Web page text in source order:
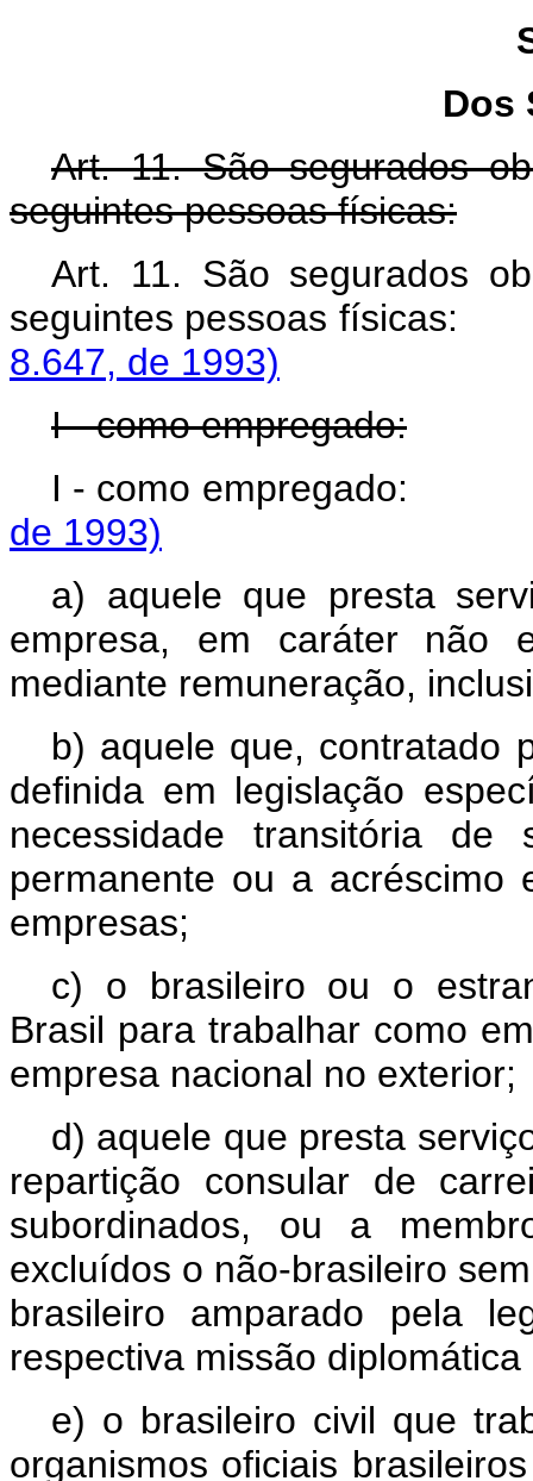
Dos
Art. 11. São segurados
seguintes pessoas físicas:
Art. 11. São segurados
seguintes pessoas
8.647, de 1993)
I - como empregado:
I - como
de 1993)
a) aquele que presta
empresa, em caráter não
mediante remuneração,
b) aquele que, contratado
definida em legislação
necessidade transitória
permanente ou a acréscimo
empresas;
c) o brasileiro ou o
Brasil para trabalhar como
empresa nacional no exterior;
d) aquele que presta
repartição consular de
subordinados, ou a
excluídos o não-brasileiro
brasileiro amparado pela
respectiva missão
e) o brasileiro civil que
organismos oficiais